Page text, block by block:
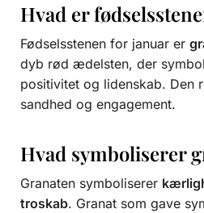
Hvad er
Fødselsstenen for januar er
dyb rød ædelsten, der
positivitet og lidenskab. Den
sandhed og engagement.
Hvad symboliserer
Granaten symboliserer
troskab. Granat som gave